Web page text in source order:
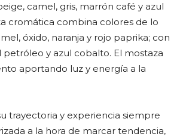
camel, gris, marrón café y azul
cromática combina colores de lo
óxido, naranja y rojo paprika; con
petróleo y azul cobalto. El mostaza
aportando luz y energía a la
trayectoria y experiencia siempre
a la hora de marcar tendencia,